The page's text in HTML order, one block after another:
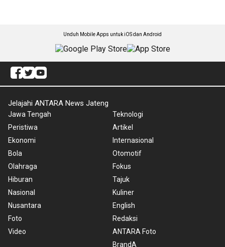
Unduh Mobile Apps untuk iOS dan Android
Jelajahi ANTARA News Jateng
Jawa Tengah
Peristiwa
Ekonomi
Bola
Olahraga
Hiburan
Nasional
Nusantara
Foto
Video
Teknologi
Artikel
Internasional
Otomotif
Fokus
Tajuk
Kuliner
English
Redaksi
ANTARA Foto
BrandA